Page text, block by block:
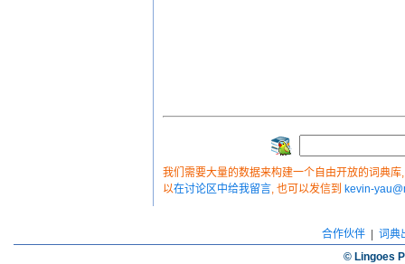
我们需要大量的数据来构建一个自由开放的词典
以在讨论区中给我留言, 也可以发信到 kevin-
合作伙伴| 词典
© Lingoes